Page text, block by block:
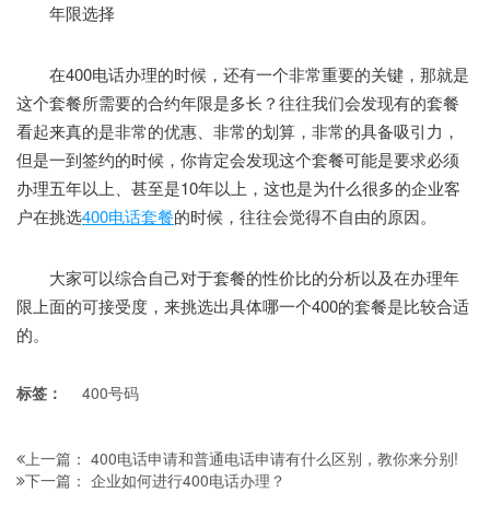
年限选择
在400电话办理的时候，还有一个非常重要的关键，那就是
这个套餐所需要的合约年限是多长？往往我们会发现有的套餐
看起来真的是非常的优惠、非常的划算，非常的具备吸引力，
但是一到签约的时候，你肯定会发现这个套餐可能是要求必须
办理五年以上、甚至是10年以上，这也是为什么很多的企业客
户在挑选400电话套餐的时候，往往会觉得不自由的原因。
大家可以综合自己对于套餐的性价比的分析以及在办理年
限上面的可接受度，来挑选出具体哪一个400的套餐是比较合适
的。
标签： 400号码
上一篇： 400电话申请和普通电话申请有什么区别，教你来分别!
下一篇： 企业如何进行400电话办理？